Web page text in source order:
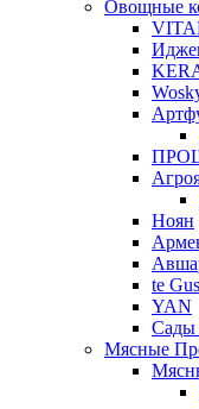
Овощные
Ноян
te
YAN
Сады
Мясные